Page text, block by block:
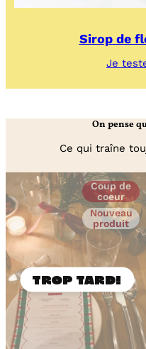
Sirop de
Je
On pense
Ce qui traîne
Coup de
coeur
Nouveau
produit